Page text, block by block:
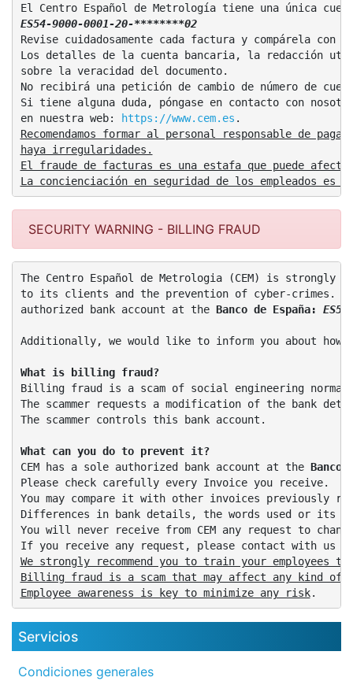
El Centro Español de Metrología tiene una única
ES54-9000-0001-20-********02
Revise cuidadosamente cada factura y compárela
Los detalles de la cuenta bancaria, la redacción
sobre la veracidad del documento.
No recibirá una petición de cambio de número de
Si tiene alguna duda, póngase en contacto con
en nuestra web: https://www.cem.es
Recomendamos formar al personal responsable de
haya irregularidades.
El fraude de facturas es una estafa que puede
La concienciación en seguridad de los empleados es
SECURITY WARNING - BILLING FRAUD
The Centro Español de Metrologia (CEM) is strongly
to its clients and the prevention of cyber-crimes.
authorized bank account at the Banco de España:
Additionally, we would like to inform you about
What is billing fraud?
Billing fraud is a scam of social engineering
The scammer requests a modification of the bank
The scammer controls this bank account.
What can you do to prevent it?
CEM has a sole authorized bank account at the Banco
Please check carefully every Invoice you receive.
You may compare it with other invoices previously
Differences in bank details, the words used or its
You will never receive from CEM any request to
If you receive any request, please contact with us
We strongly recommend you to train your
Billing fraud is a scam that may affect any kind of
Employee awareness is key to minimize any risk.
Servicios
Condiciones generales